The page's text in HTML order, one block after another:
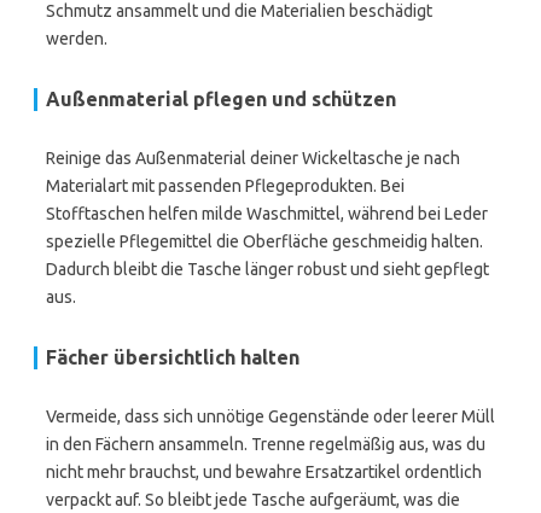
Schmutz ansammelt und die Materialien beschädigt
werden.
Außenmaterial pflegen und schützen
Reinige das Außenmaterial deiner Wickeltasche je nach
Materialart mit passenden Pflegeprodukten. Bei
Stofftaschen helfen milde Waschmittel, während bei Leder
spezielle Pflegemittel die Oberfläche geschmeidig halten.
Dadurch bleibt die Tasche länger robust und sieht gepflegt
aus.
Fächer übersichtlich halten
Vermeide, dass sich unnötige Gegenstände oder leerer Müll
in den Fächern ansammeln. Trenne regelmäßig aus, was du
nicht mehr brauchst, und bewahre Ersatzartikel ordentlich
verpackt auf. So bleibt jede Tasche aufgeräumt, was die